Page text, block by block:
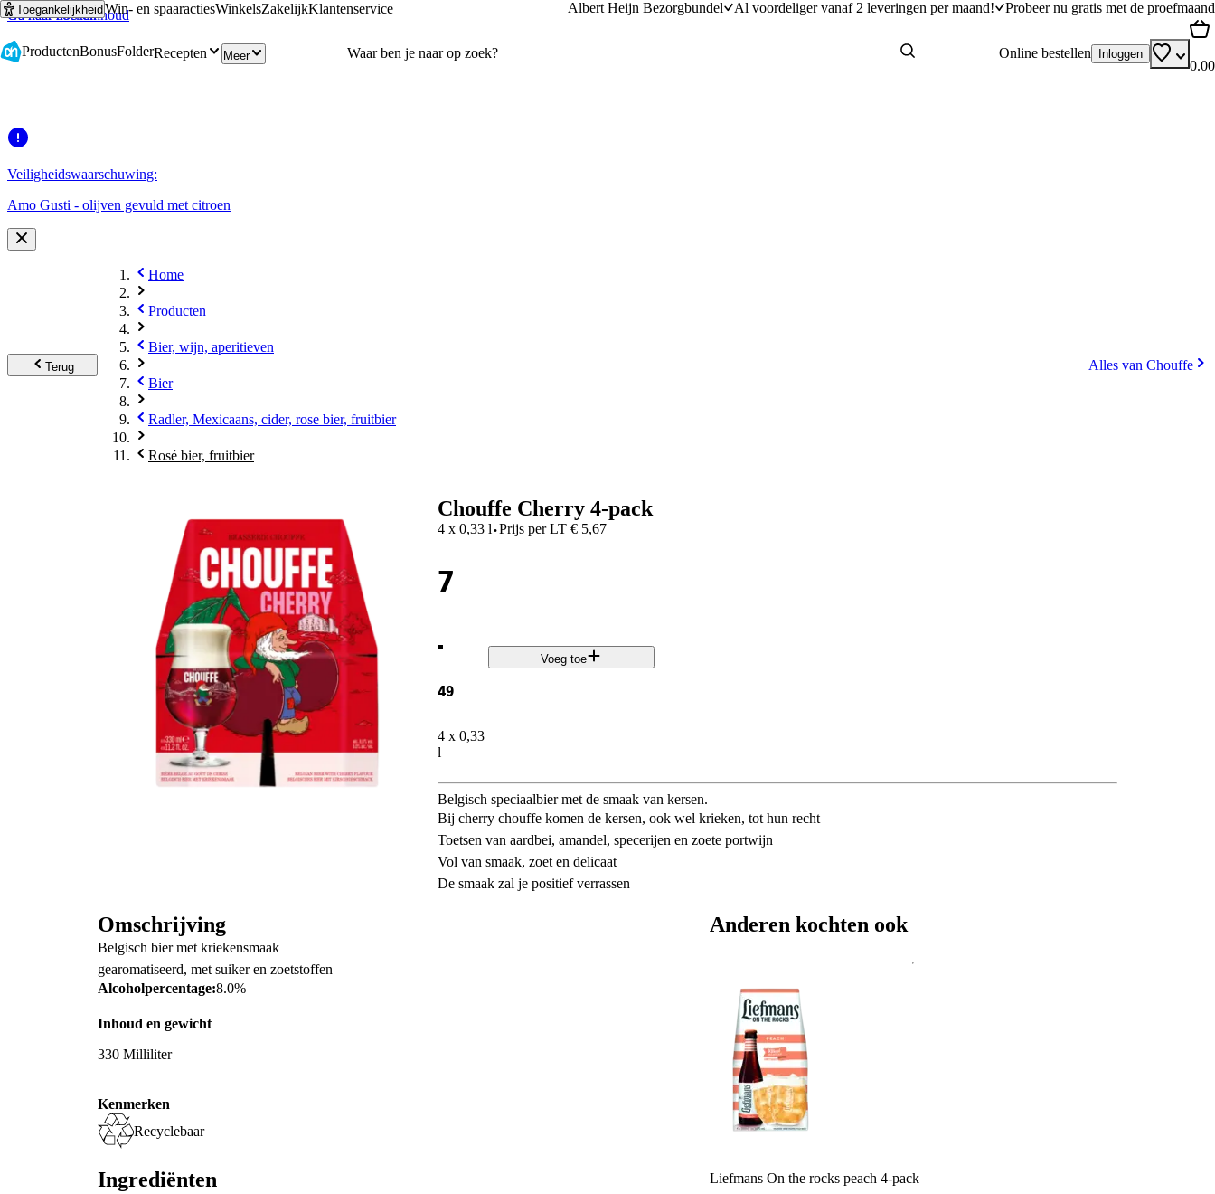
Ga naar hoofdinhoud
Ga naar zoeken
ToegankelijkheidWin- en spaaractiesWinkelsZakelijkKlantenservice Albert Heijn Bezorgbundel Al voordeliger vanaf 2 leveringen per maand! Probeer nu gratis met de proefmaand
ProductenBonusFolderRecepten Meer Online bestellen Inloggen
0.00
Veiligheidswaarschuwing:
Amo Gusti - olijven gevuld met citroen
Terug
Home
Producten
Bier, wijn, aperitieven
Bier
Radler, Mexicaans, cider, rose bier, fruitbier
Rosé bier, fruitbier
Alles van Chouffe
Chouffe Cherry 4-pack
4 x 0,33 l·Prijs per LT€ 5,67
7
.
49
4 x 0,33
l
Voeg toe
Belgisch speciaalbier met de smaak van kersen.
Bij cherry chouffe komen de kersen, ook wel krieken, tot hun recht
Toetsen van aardbei, amandel, specerijen en zoete portwijn
Vol van smaak, zoet en delicaat
De smaak zal je positief verrassen
Omschrijving
Belgisch bier met kriekensmaak
gearomatiseerd, met suiker en zoetstoffen
Alcoholpercentage:8.0%
Inhoud en gewicht
330 Milliliter
Kenmerken
Recyclebaar
Ingrediënten
Anderen kochten ook
Liefmans On the rocks peach 4-pack